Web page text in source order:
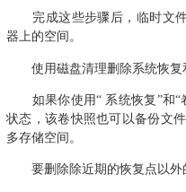
完成这些步骤后，临时文件
器上的空间。
使用磁盘清理删除系统恢复
如果你使用“ 系统恢复”和“
状态，该卷快照也可以备份文
多存储空间。
要删除除近期的恢复点以外